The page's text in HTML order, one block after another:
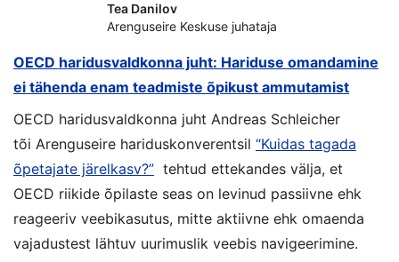
OECD haridusvaldkonna juht: Hariduse omandamine
ei tähenda enam teadmiste õpikust ammutamist
OECD haridusvaldkonna juht Andreas Schleicher
tõi Arenguseire hariduskonverentsil “Kuidas tagada
õpetajate järelkasv?” tehtud ettekandes välja, et
OECD riikide õpilaste seas on levinud passiivne ehk
reageeriv veebikasutus, mitte aktiivne ehk omaenda
vajadustest lähtuv uurimuslik veebis navigeerimine.
Tea Danilov
Arenguseire Keskuse juhataja